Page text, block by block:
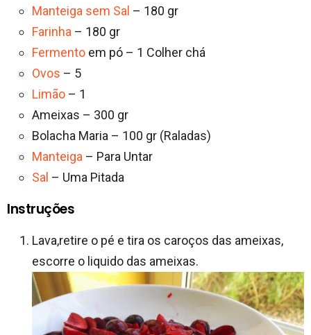
Manteiga sem Sal – 180 gr
Farinha – 180 gr
Fermento em pó – 1 Colher chá
Ovos – 5
Limão – 1
Ameixas – 300 gr
Bolacha Maria – 100 gr (Raladas)
Manteiga – Para Untar
Sal – Uma Pitada
Instruções
Lava,retire o pé e tira os caroços das ameixas,
escorre o liquido das ameixas.